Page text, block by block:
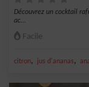
Découvrez un cocktail
ac...
Facile
citron, jus d'ananas,